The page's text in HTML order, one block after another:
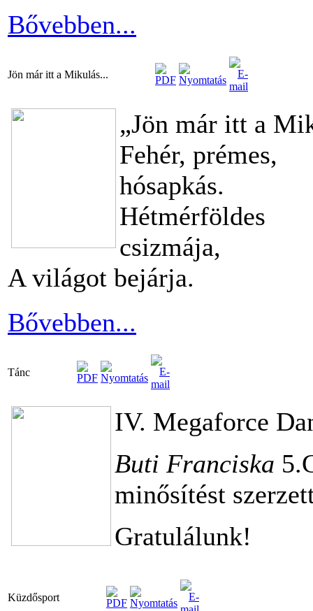
Bővebben...
Jön már itt a Mikulás...
„Jön már itt a
Fehér, prémes,
hósapkás.
Hétmérföldes
csizmája,
A világot bejárja.
Bővebben...
Tánc
IV. Megaforce
Buti Franciska
minősítést
Gratulálunk!
Küzdősport